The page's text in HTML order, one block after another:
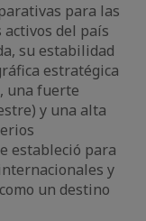
para las
del país
su estabilidad
estratégica
una fuerte
y una alta
estableció para
y
un destino